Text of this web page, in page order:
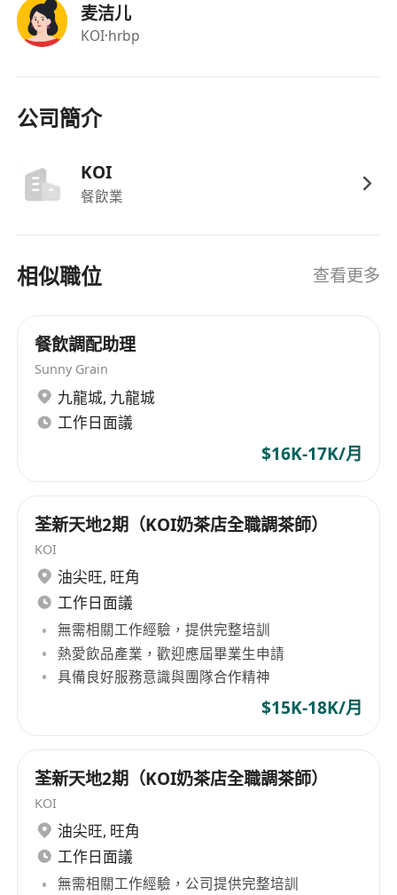
麦洁儿
KOI·hrbp
公司簡介
KOI
餐飲業
相似職位 查看更多
餐飲調配助理
Sunny Grain
九龍城, 九龍城
工作日面議
$16K-17K/月
荃新天地2期（KOI奶茶店全職調茶師）
KOI
油尖旺, 旺角
工作日面議
無需相關工作經驗，提供完整培訓
熱愛飲品產業，歡迎應屆畢業生申請
具備良好服務意識與團隊合作精神
$15K-18K/月
荃新天地2期（KOI奶茶店全職調茶師）
KOI
油尖旺, 旺角
工作日面議
無需相關工作經驗，公司提供完整培訓